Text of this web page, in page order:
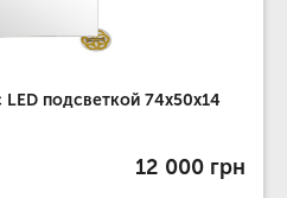
подсветкой 74х50х14
12 000 грн